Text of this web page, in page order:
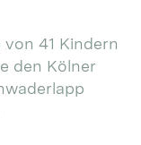
von 41 Kindern
den Kölner